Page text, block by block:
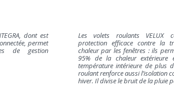
dont est
permet
de gestion
Les volets roulants VELUX
protection efficace contre la
chaleur par les fenêtres : ils
95% de la chaleur extérieure
température intérieure de plus
roulant renforce aussi l’isolation
hiver. Il divise le bruit de la pluie